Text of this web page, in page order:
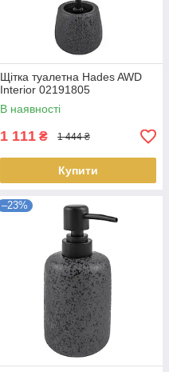
Щітка туалетна Hades AWD
Interior 02191805
В наявності
1 111 ₴ 1 444 ₴
Купити
–23%